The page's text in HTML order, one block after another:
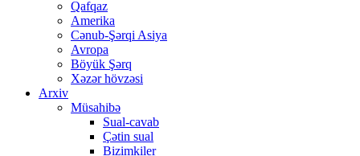
Qafqaz
Amerika
Cənub-Şərqi Asiya
Avropa
Böyük Şərq
Xəzər hövzəsi
Arxiv
Müsahibə
Sual-cavab
Çətin sual
Bizimkiler